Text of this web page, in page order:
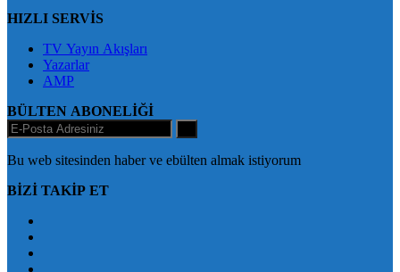
HIZLI SERVİS
TV Yayın Akışları
Yazarlar
AMP
BÜLTEN ABONELİĞİ
Bu web sitesinden haber ve ebülten almak istiyorum
BİZİ TAKİP ET